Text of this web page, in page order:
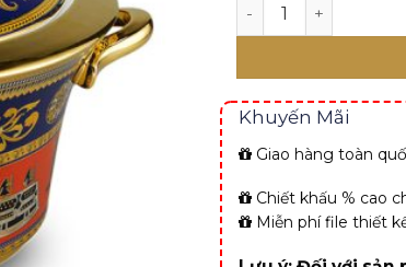
out of 5
Khuyến Mãi
Giao hàng toàn
Chiết khấu % cao
Miễn phí file thiết